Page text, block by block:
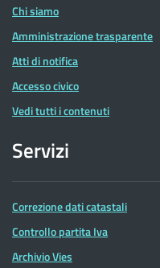
Chi siamo
Amministrazione trasparente
Atti di notifica
Accesso civico
Vedi tutti i contenuti
Servizi
Correzione dati catastali
Controllo partita Iva
Archivio Vies